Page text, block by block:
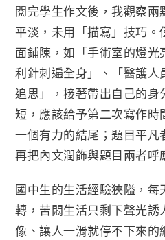
閱完學生作文後，我觀察
平淡，未用「描寫」技巧
面鋪陳，如「手術室的燈
利針刺遍全身」、「醫護
追思」，接著帶出自己的
短，應該給予第二次寫作時
一個有力的結尾；題目平凡
再把內文潤飾與題目兩者呼
國中生的生活經驗狹隘，
轉，苦悶生活只剩下聲光誘
像、讓人一滑就停不下來